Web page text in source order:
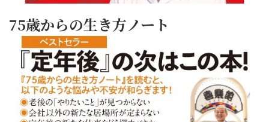
75歳からの生き方ノート